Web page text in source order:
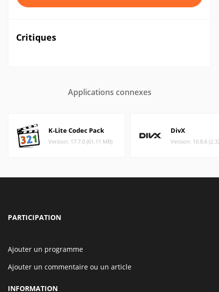
Critiques
Applications connexes
K-Lite Codec Pack
Version: 17.7.0 (61.11 MB)
DivX
Version: 10.8.6
PARTICIPATION
Ajouter un programme
Ajouter un commentaire ou un article
INFORMATION